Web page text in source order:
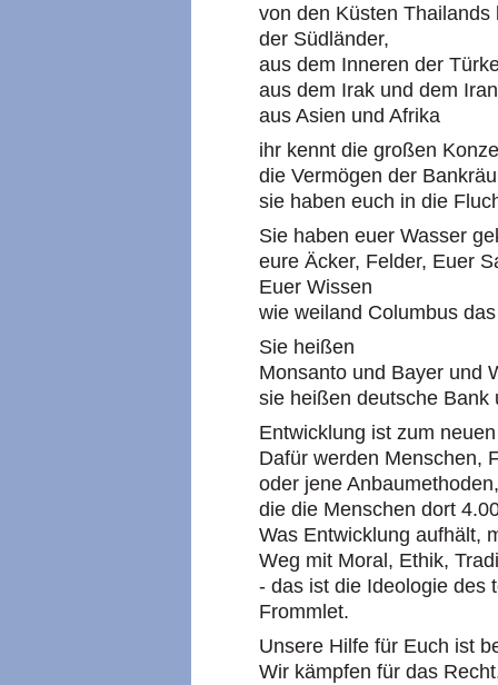
von den Küsten
der Südländer,
aus dem Inneren der
aus dem Irak und dem Iran
aus Asien und Afrika
ihr kennt die großen
die Vermögen der
sie haben euch in die
Sie haben euer Wasser
eure Äcker, Felder, Euer
Euer Wissen
wie weiland Columbus
Sie heißen
Monsanto und Bayer und
sie heißen deutsche Bank
Entwicklung ist zum
Dafür werden Menschen,
oder jene Anbaumethoden,
die die Menschen dort
Was Entwicklung aufhält,
Weg mit Moral, Ethik,
- das ist die Ideologie des
Frommlet.
Unsere Hilfe für Euch ist
Wir kämpfen für das